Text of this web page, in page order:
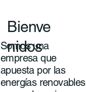
Bienve
nidos
Somos una
empresa que
apuesta por las
energías renovables